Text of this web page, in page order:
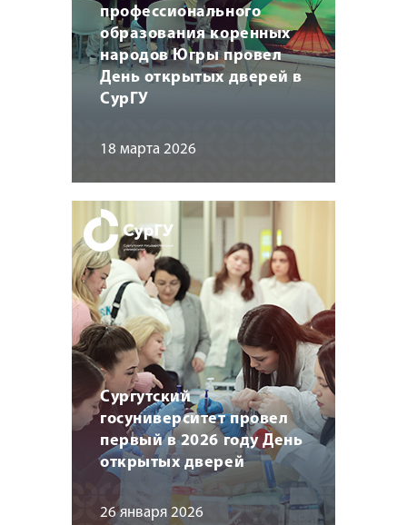
профессионального
образования коренных
народов Югры провел
День открытых дверей в
СурГУ
18 марта 2026
Сургутский
госуниверситет провел
первый в 2026 году День
открытых дверей
26 января 2026